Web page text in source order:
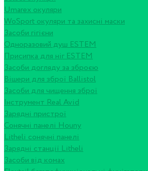
Umarex окуляри
WoSport окуляри та захисні маски
Засоби гігієни
Одноразовий душ ESTEM
Присипка для ніг ESTEM
Засоби догляду за зброєю
Вішери для зброї Ballistol
Засоби для чищення зброї
Інструмент Real Avid
Зарядні пристрої
Сонячні панелі Houny
Litheli сонячні панелі
Зарядні станції Litheli
Засоби від комах